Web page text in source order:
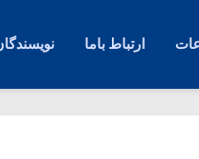
ارتباط باما